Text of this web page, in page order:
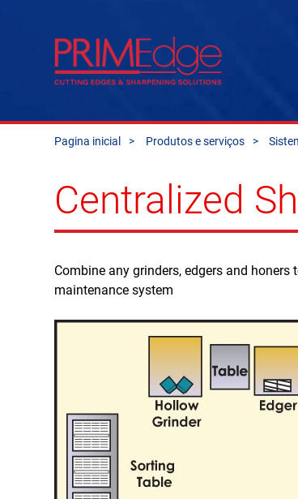
Pagina inicial Produtos e serviços
Centralized
Combine any grinders, edgers and
maintenance system